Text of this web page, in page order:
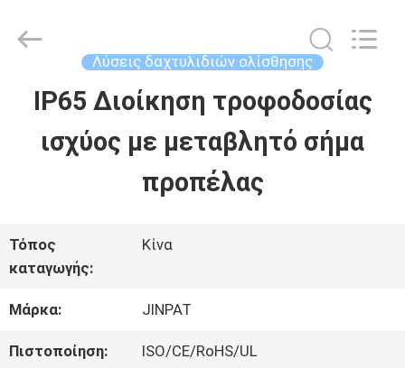
ΣΠΊΤΙ
ΕΜΦΆΝΙΣΗ
VR
ΠΕΡΊΠΟΥ
Electronics
Λύσεις δαχτυλιδιών ολίσθησης
IP65 Διοίκηση τροφοδοσίας
ισχύος με μεταβλητό σήμα
προπέλας
Τόπος
καταγωγής:
Κίνα
Μάρκα: JINPAT
Πιστοποίηση: ISO/CE/RoHS/UL